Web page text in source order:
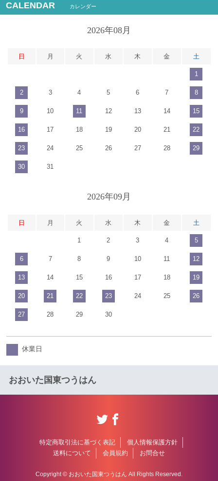
CALENDAR カレンダー
2026年08月
日 月 火 水 木 金 土
1
2 3 4 5 6 7 8
9 10 11 12 13 14 15
16 17 18 19 20 21 22
23 24 25 26 27 28 29
30 31
2026年09月
日 月 火 水 木 金 土
1 2 3 4 5
6 7 8 9 10 11 12
13 14 15 16 17 18 19
20 21 22 23 24 25 26
27 28 29 30
休業日
おおいた国東つうはん
特定商取引法に基づく表記
個人情報保護方針
送料について
会員規約 お問合せ
Copyright © おおいた国東つうはん All Rights Reserved.